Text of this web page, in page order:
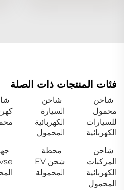
فئات المنتجات ذات الصلة
شاحن
محمول
للسيارات
الكهربائية
شاحن
السيارة
الكهربائية
المحمول
شاحن
المركبات
الكهربائية
المحمول
محطة
شحن EV
المحمولة